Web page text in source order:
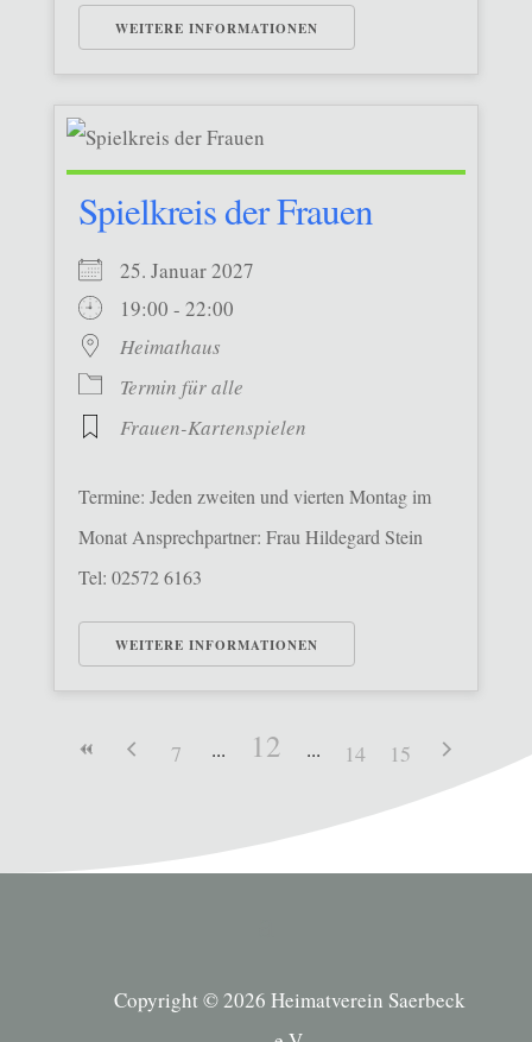
WEITERE INFORMATIONEN
Spielkreis der Frauen
25. Januar 2027
19:00 - 22:00
Heimathaus
Termin für alle
Frauen-Kartenspielen
Termine: Jeden zweiten und vierten Montag im
Monat Ansprechpartner: Frau Hildegard Stein
Tel: 02572 6163
WEITERE INFORMATIONEN
7 12 14 15
Copyright © 2026 Heimatverein Saerbeck